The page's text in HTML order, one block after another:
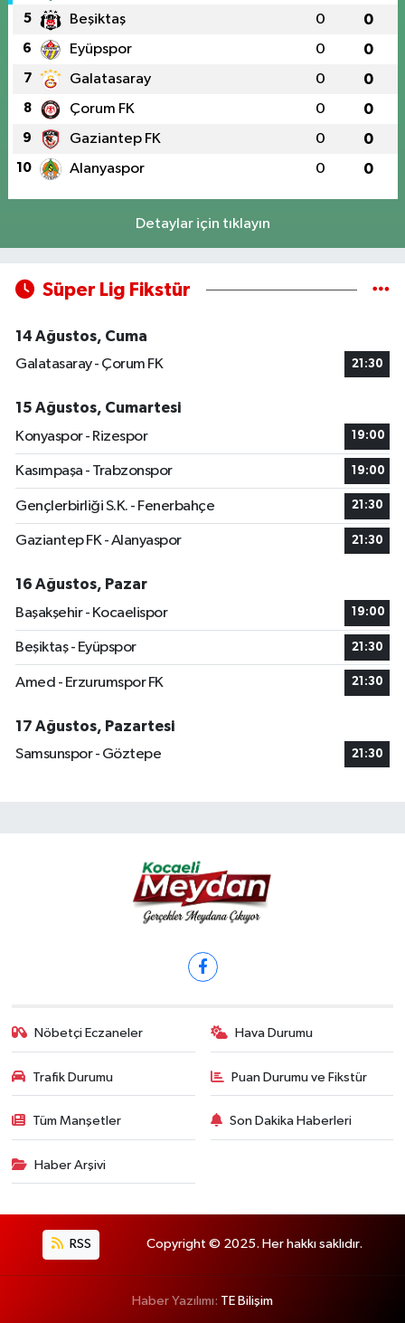
5 Beşiktaş 0 0
6 Eyüpspor 0 0
7 Galatasaray 0 0
8 Çorum FK 0 0
9 Gaziantep FK 0 0
10 Alanyaspor 0 0
Detaylar için tıklayın
Süper Lig Fikstür
14 Ağustos, Cuma
Galatasaray - Çorum FK
21:30
15 Ağustos, Cumartesi
Konyaspor - Rizespor
19:00
Kasımpaşa - Trabzonspor 19:00
Gençlerbirliği S.K. - Fenerbahçe 21:30
Gaziantep FK - Alanyaspor 21:30
16 Ağustos, Pazar
Başakşehir - Kocaelispor
19:00
Beşiktaş - Eyüpspor 21:30
Amed - Erzurumspor FK 21:30
17 Ağustos, Pazartesi
Samsunspor - Göztepe
21:30
Nöbetçi Eczaneler Hava Durumu
Trafik Durumu Puan Durumu ve Fikstür
Tüm Manşetler Son Dakika Haberleri
Haber Arşivi
RSS Copyright © 2025. Her hakkı saklıdır.
Haber Yazılımı: TE Bilişim